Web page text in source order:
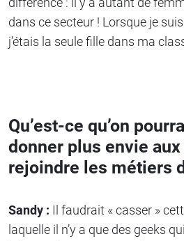
dans ce secteur ! Lorsque je
j’étais la seule fille dans ma
Qu’est-ce qu’on
donner plus envie
rejoindre les métiers
Sandy : Il faudrait « casser »
laquelle il n’y a que des geeks